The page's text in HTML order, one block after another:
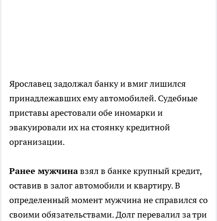
Ярославец задолжал банку и вмиг лишился
принадлежавших ему автомобилей. Судебные
приставы арестовали обе иномарки и
эвакуировали их на стоянку кредитной
организации.
Ранее мужчинавзял в банке крупный кредит,
оставив в залог автомобили и квартиру. В
определенный момент мужчина не справился со
своими обязательствами. Долг перевалил за три